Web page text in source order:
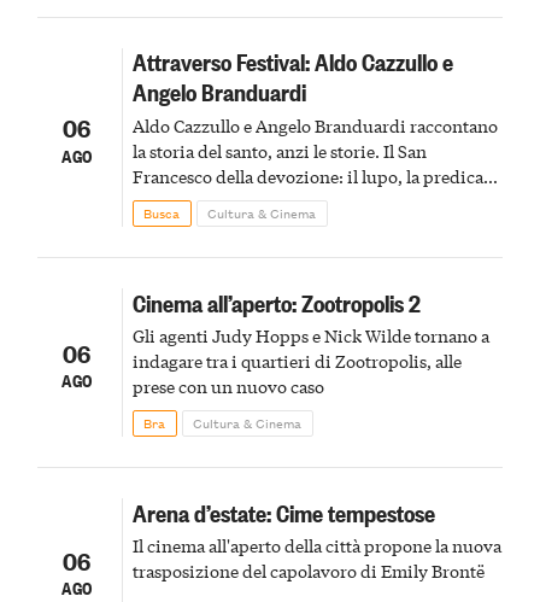
06
AGO
Attraverso Festival: Aldo Cazzullo e
Angelo Branduardi
Aldo Cazzullo e Angelo Branduardi raccontano
la storia del santo, anzi le storie. Il San
Francesco della devozione: il lupo, la predica
agli uccelli, le stimmate
Busca Cultura & Cinema
06
AGO
Cinema all’aperto: Zootropolis 2
Gli agenti Judy Hopps e Nick Wilde tornano a
indagare tra i quartieri di Zootropolis, alle
prese con un nuovo caso
Bra Cultura & Cinema
06
AGO
Arena d’estate: Cime tempestose
Il cinema all'aperto della città propone la nuova
trasposizione del capolavoro di Emily Brontë